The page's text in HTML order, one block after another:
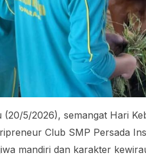
(20/5/2026), semangat Hari
Club SMP Persada
mandiri dan karakter